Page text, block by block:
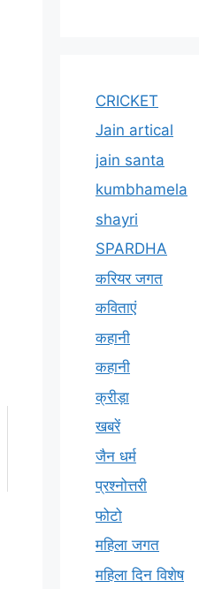
CRICKET
Jain artical
jain santa
kumbhamela
shayri
SPARDHA
करियर जगत
कविताएं
कहानी
कहानी
क्रीड़ा
खबरें
जैन धर्म
प्रश्नोत्तरी
फोटो
महिला जगत
महिला दिन विशेष